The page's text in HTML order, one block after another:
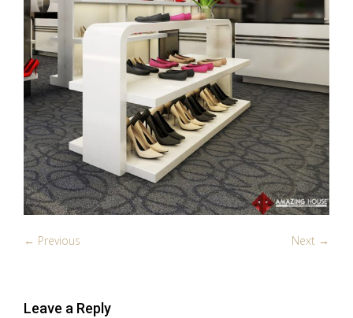
← Previous Next →
Leave a Reply